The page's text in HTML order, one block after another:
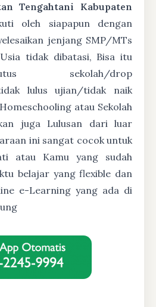
Tengahtani Kabupaten
oleh siapapun dengan
jenjang SMP/MTs
tidak dibatasi, Bisa itu
sekolah/drop
lulus ujian/tidak naik
atau Sekolah
juga Lulusan dari luar
ini sangat cocok untuk
atau Kamu yang sudah
belajar yang flexible dan
e-Learning yang ada di